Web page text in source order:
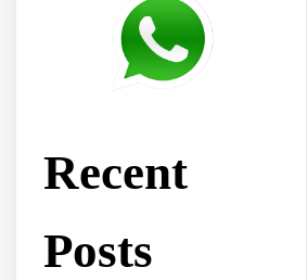
Recent
Posts